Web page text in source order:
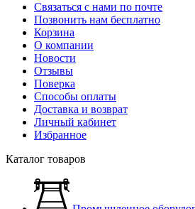
Связаться с нами по почте
Позвонить нам бесплатно
Корзина
О компании
Новости
Отзывы
Поверка
Способы оплаты
Доставка и возврат
Личный кабинет
Избранное
Каталог товаров